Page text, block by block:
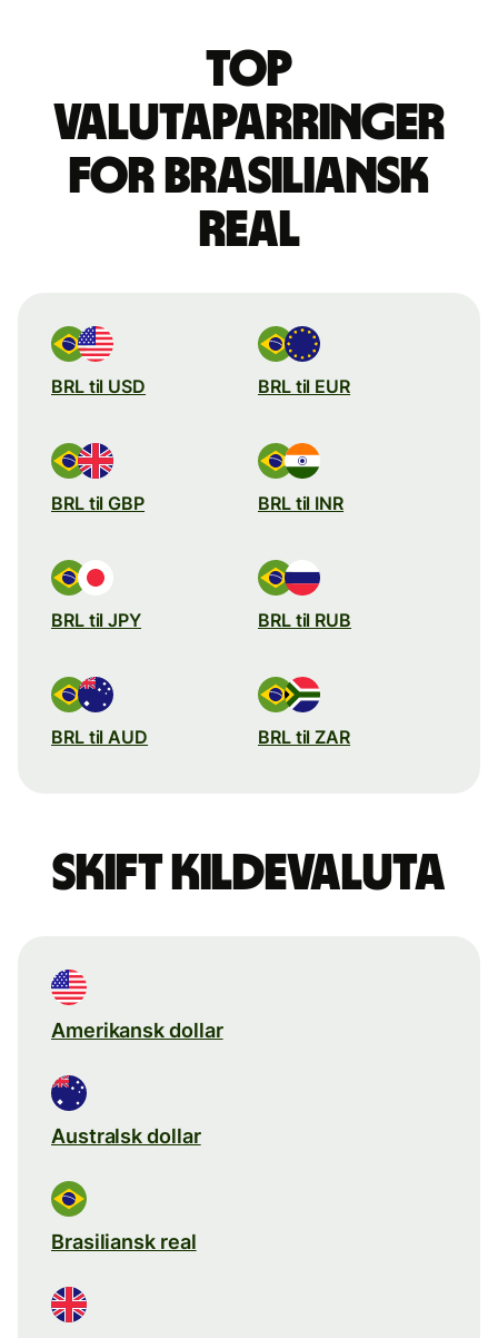
Top
valutaparringer
for brasiliansk
real
BRL til USD BRL til EUR
BRL til GBP BRL til INR
BRL til JPY BRL til RUB
BRL til AUD BRL til ZAR
Skift kildevaluta
Amerikansk dollar
Australsk dollar
Brasiliansk real